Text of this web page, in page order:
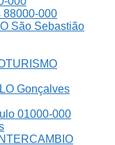
88000-000
São Sebastião
Gonçalves
01000-000